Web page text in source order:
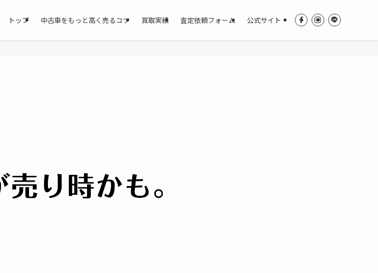
トップ 中古車をもっと高く売るコツ 買取実績 査定依頼フォーム 公式サイト